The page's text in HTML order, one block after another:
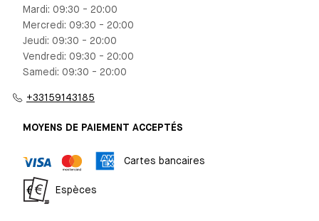
Mardi: 09:30 - 20:00
Mercredi: 09:30 - 20:00
Jeudi: 09:30 - 20:00
Vendredi: 09:30 - 20:00
Samedi: 09:30 - 20:00
+33159143185
MOYENS DE PAIEMENT ACCEPTÉS
Cartes bancaires
Espèces